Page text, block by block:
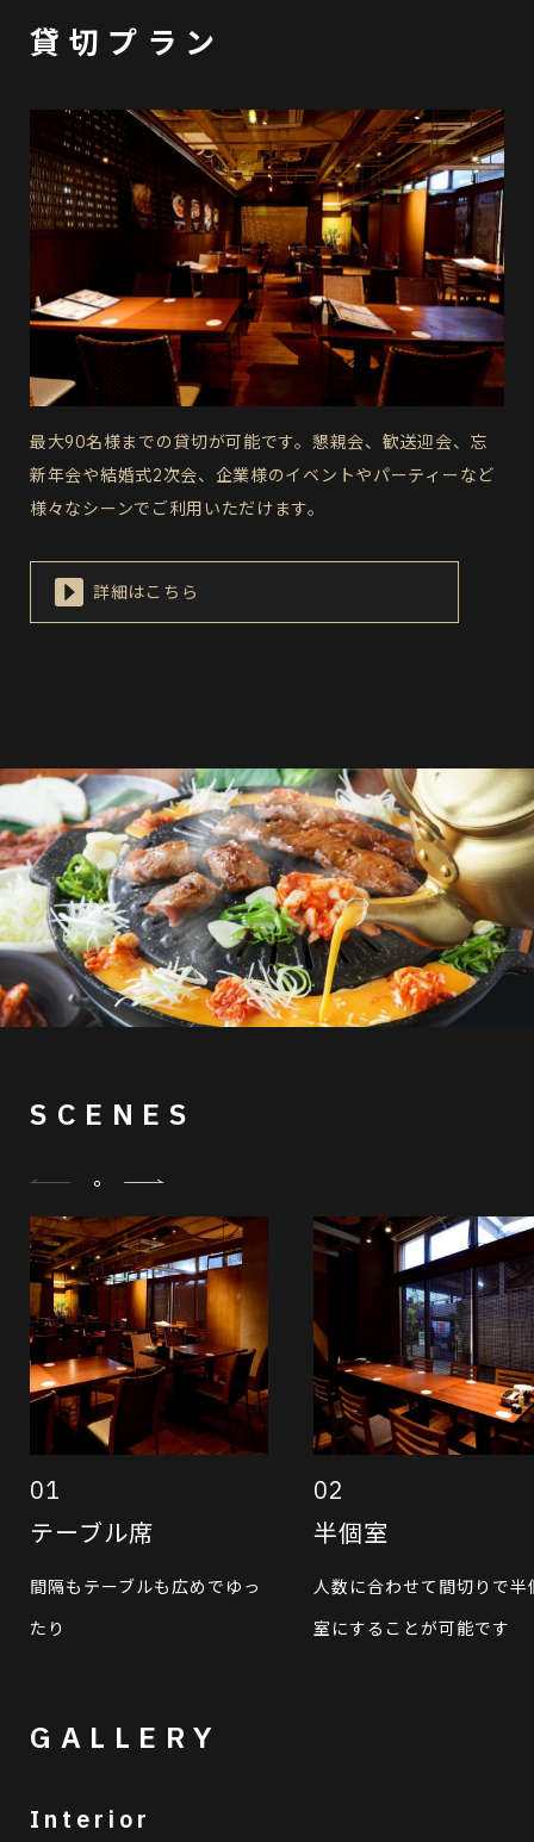
貸切プラン
最大90名様までの貸切が可能です。懇親会、歓送迎会、忘
新年会や結婚式2次会、企業様のイベントやパーティーなど
様々なシーンでご利用いただけます。
詳細はこちら
SCENES
01
テーブル席
間隔もテーブルも広めでゆっ
たり
02
半個室
人数に合わせて間切りで半
室にすることが可能です
GALLERY
Interior